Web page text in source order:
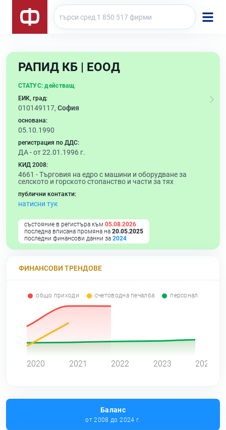
РАПИД КБ | ЕООД
СТАТУС: действащ
ЕИК, град:
010149117, София
основана:
05.10.1990
регистрация по ДДС:
ДА - от 22.01.1996 г.
КИД 2008:
4661 -Търговия на едро с машини и оборудване за
селското и горското стопанство и части за тях
публични контакти:
натисни тук
състояние в регистъра към 05.08.2026
последна вписана промяна на 20.05.2025
последни финансови данни за 2024
ФИНАНСОВИ ТРЕНДОВЕ
общо приходи счетоводна печалба персонал
2020 2021 2022 2023 2024
Баланс
от 2008 до 2024 г.